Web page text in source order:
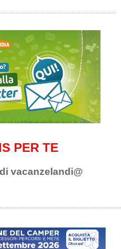
PER TE
vacanzelandi@